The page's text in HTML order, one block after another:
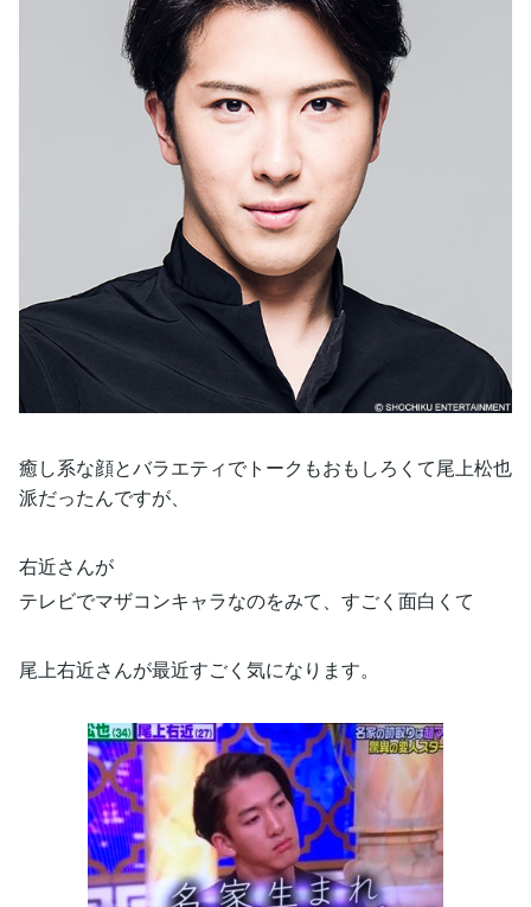
癒し系な顔とバラエティでトークもおもしろくて尾上松也
派だったんですが、
右近さんが
テレビでマザコンキャラなのをみて、すごく面白くて
尾上右近さんが最近すごく気になります。